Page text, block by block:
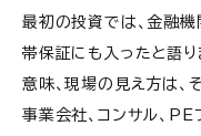
最初の投資では、金融
帯保証にも入ったと語り
意味、現場の見え方は、
事業会社、コンサル、PE